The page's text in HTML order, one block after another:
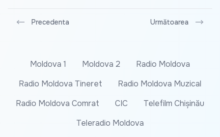
Precedenta Următoarea
Moldova 1 Moldova 2
Radio Moldova
Radio Moldova Tineret
Radio Moldova Muzical
Radio Moldova Comrat
CIC
Telefilm Chișinău
Teleradio Moldova